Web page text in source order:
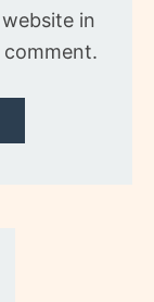
in